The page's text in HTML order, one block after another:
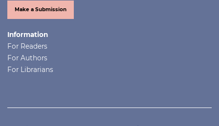
Make a Submission
Information
For Readers
For Authors
For Librarians